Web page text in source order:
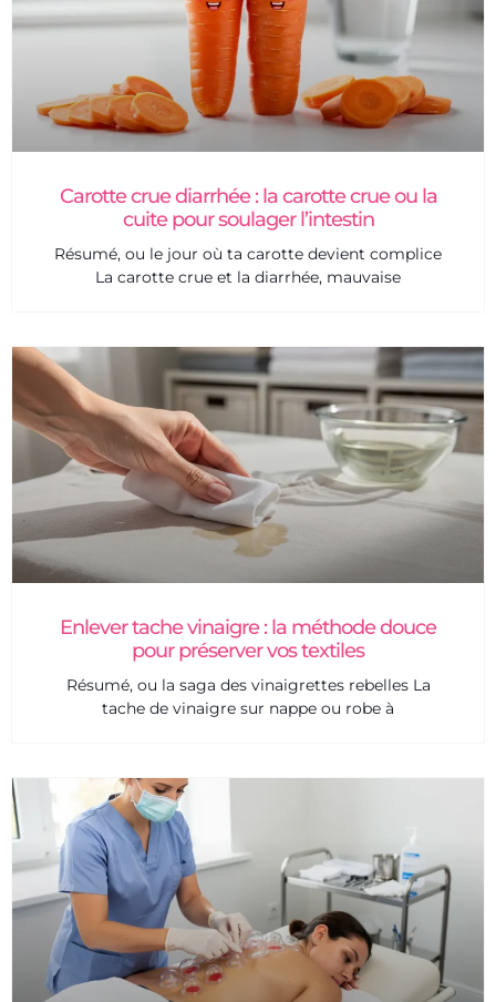
Carotte crue diarrhée : la carotte crue ou la
cuite pour soulager l’intestin
Résumé, ou le jour où ta carotte devient complice
La carotte crue et la diarrhée, mauvaise
Enlever tache vinaigre : la méthode douce
pour préserver vos textiles
Résumé, ou la saga des vinaigrettes rebelles La
tache de vinaigre sur nappe ou robe à